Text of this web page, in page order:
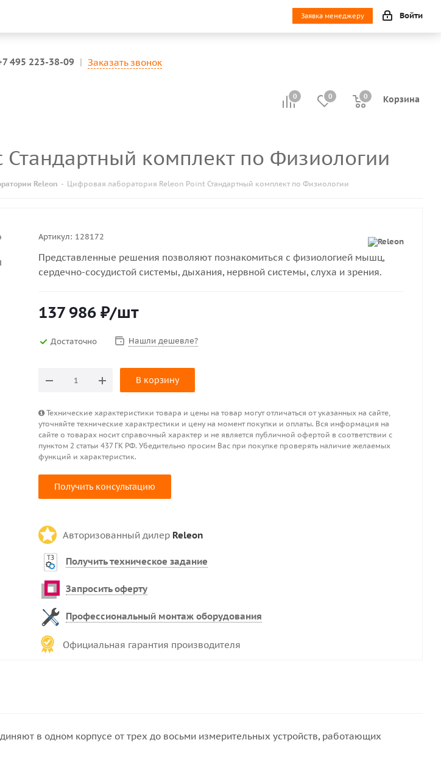
Заявка менеджеру Войти
495 223-38-09 | Заказать звонок
0 0 Корзина
0
0
комплект по Физиологии
Releon - Цифровая лаборатория Releon Point Стандартный комплект по Физиологии
Артикул: 128172
Представленные решения позволяют познакомиться с физиологией мышц,
сердечно-сосудистой системы, дыхания, нервной системы, слуха и зрения.
137 986 ₽/шт
Достаточно Нашли дешевле?
В корзину
Технические характеристики товара и цены на товар могут отличаться от указанных на сайте,
уточняйте технические характрестики и цену на момент покупки и оплаты. Вся информация на
сайте о товарах носит справочный характер и не является публичной офертой в соответствии с
пунктом 2 статьи 437 ГК РФ. Убедительно просим Вас при покупке проверять наличие желаемых
функций и характеристик.
Получить консультацию
Авторизованный дилер Releon
Получить техническое задание
Запросить оферту
Профессиональный монтаж оборудования
Официальная гарантия производителя
в одном корпусе от трех до восьми измерительных устройств, работающих